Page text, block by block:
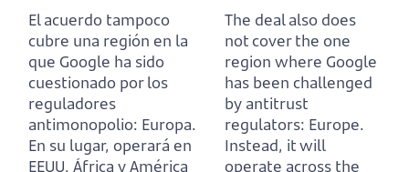
El acuerdo tampoco
cubre una región en la
que Google ha sido
cuestionado por los
reguladores
antimonopolio: Europa.
En su lugar, operará en
EEUU, África y América
The deal also does
not cover the one
region where Google
has been challenged
by antitrust
regulators: Europe.
Instead, it will
operate across the